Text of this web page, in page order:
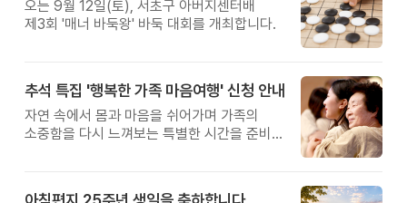
오는 9월 12일(토), 서초구 아버지센터배
제3회 '매너 바둑왕' 바둑 대회를 개최합니다.
추석 특집 '행복한 가족 마음여행' 신청 안내
자연 속에서 몸과 마음을 쉬어가며 가족의
소중함을 다시 느껴보는 특별한 시간을 준비해